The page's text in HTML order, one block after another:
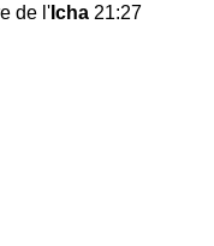
de l' Icha 21:27